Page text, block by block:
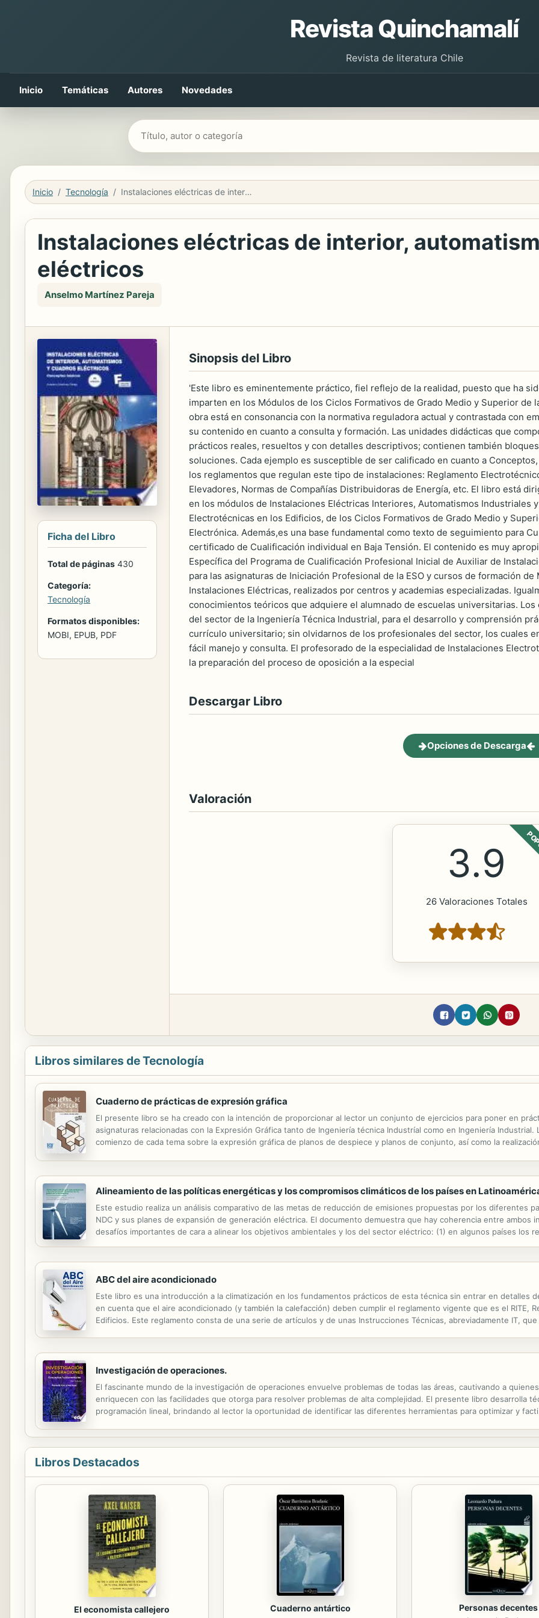
Revista Quinchamalí
Revista de literatura Chile
Inicio Temáticas Autores Novedades
Buscar libros
Inicio Tecnología Instalaciones eléctricas de interior, automatismos y cuadros eléctricos
Instalaciones eléctricas de interior,
eléctricos
Anselmo Martínez Pareja
Ficha del Libro
Total de páginas 430
Categoría:
Tecnología
Formatos disponibles:
MOBI, EPUB, PDF
Sinopsis del Libro
'Este libro es eminentemente práctico, fiel reflejo de la realidad, puesto que ha
imparten en los Módulos de los Ciclos Formativos de Grado Medio y Superior
obra está en consonancia con la normativa reguladora actual y contrastada con
su contenido en cuanto a consulta y formación. Las unidades didácticas que
prácticos reales, resueltos y con detalles descriptivos; contienen también
soluciones. Cada ejemplo es susceptible de ser calificado en cuanto a
los reglamentos que regulan este tipo de instalaciones: Reglamento
Elevadores, Normas de Compañías Distribuidoras de Energía, etc. El libro está
en los módulos de Instalaciones Eléctricas Interiores, Automatismos Industriales
Electrotécnicas en los Edificios, de los Ciclos Formativos de Grado Medio y
Electrónica. Además,es una base fundamental como texto de seguimiento para
certificado de Cualificación individual en Baja Tensión. El contenido es muy
Específica del Programa de Cualificación Profesional Inicial de Auxiliar de
para las asignaturas de Iniciación Profesional de la ESO y cursos de formación
Instalaciones Eléctricas, realizados por centros y academias especializadas.
conocimientos teóricos que adquiere el alumnado de escuelas universitarias.
del sector de la Ingeniería Técnica Industrial, para el desarrollo y comprensión
currículo universitario; sin olvidarnos de los profesionales del sector, los cuales
fácil manejo y consulta. El profesorado de la especialidad de Instalaciones
la preparación del proceso de oposición a la especial
Descargar Libro
Opciones de Descarga
Valoración
3.9
26 Valoraciones Totales
Libros similares de Tecnología
Cuaderno de prácticas de expresión gráfica
El presente libro se ha creado con la intención de proporcionar al lector un conjunto de ejercicios para poner en
asignaturas relacionadas con la Expresión Gráfica tanto de Ingeniería técnica Industríal como en Ingeniería Industrial.
comienzo de cada tema sobre la expresión gráfica de planos de despiece y planos de conjunto, así como la
Alineamiento de las políticas energéticas y los compromisos climáticos de los países en
Este estudio realiza un análisis comparativo de las metas de reducción de emisiones propuestas por los diferentes
NDC y sus planes de expansión de generación eléctrica. El documento demuestra que hay coherencia entre ambos
desafíos importantes de cara a alinear los objetivos ambientales y los del sector eléctrico: (1) en algunos países los
ABC del aire acondicionado
Este libro es una introducción a la climatización en los fundamentos prácticos de esta técnica sin entrar en detalles
en cuenta que el aire acondicionado (y también la calefacción) deben cumplir el reglamento vigente que es el RITE,
Edificios. Este reglamento consta de una serie de artículos y de unas Instrucciones Técnicas, abreviadamente IT,
Investigación de operaciones.
El fascinante mundo de la investigación de operaciones envuelve problemas de todas las áreas, cautivando a
enriquecen con las facilidades que otorga para resolver problemas de alta complejidad. El presente libro desarrolla
programación lineal, brindando al lector la oportunidad de identificar las diferentes herramientas para optimizar y
Libros Destacados
El economista callejero Cuaderno antártico Personas decentes